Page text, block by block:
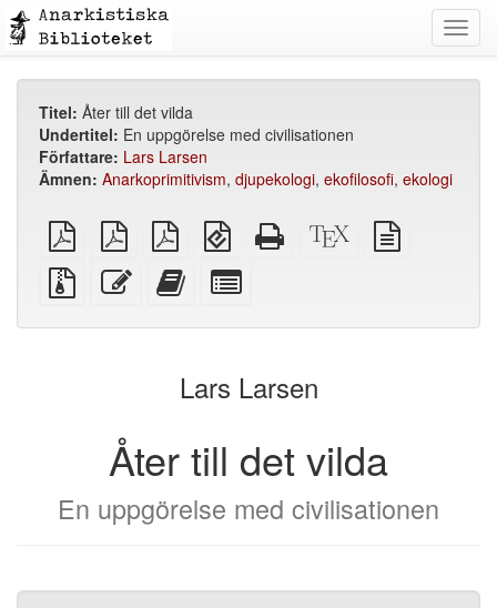
Titel: Åter till det vilda
Undertitel: En uppgörelse med civilisationen
Författare: Lars Larsen
Ämnen: Anarkoprimitivism, djupekologi, ekofilosofi, ekologi
plain
PDF
A4
imposed
PDF
Letter
imposed
PDF
EPUB
(för
mobila
enheter)
Fristående
HTML
XeLaTeX
källa
Källfiler
med
Redigera
denna
Lägg
text
bokskaparen
for
bookbuilder
Lars Larsen
Åter till det vilda
En uppgörelse med civilisationen